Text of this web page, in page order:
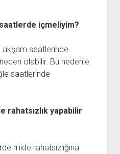
içmeliyim?
akşam saatlerinde
olabilir. Bu nedenle
saatlerinde
rahatsızlık yapabilir
mide rahatsızlığına